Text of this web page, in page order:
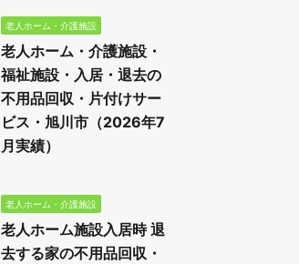
老人ホーム・介護施設
老人ホーム・介護施設・
福祉施設・入居・退去の
不用品回収・片付けサー
ビス・旭川市（2026年7
月実績）
老人ホーム・介護施設
老人ホーム施設入居時 退
去する家の不用品回収・